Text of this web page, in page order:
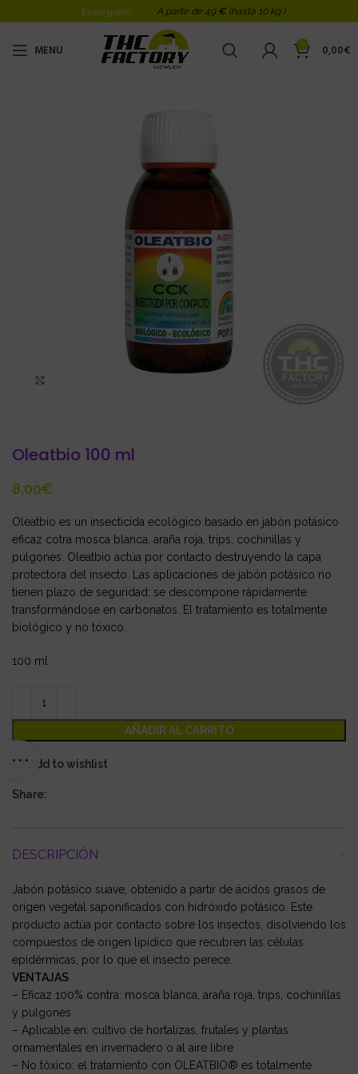
Envio gratis! A partir de 49 € (hasta 10 kg )
MENU 0 0,00€
Oleatbio 100 ml
€
Oleatbio es un insecticida ecológico basado en jabón potásico
eficaz cotra mosca blanca, araña roja, trips, cochinillas y
pulgones. Oleatbio actúa por contacto destruyendo la capa
protectora del insecto. Las aplicaciones de jabón potásico no
tienen plazo de seguridad: se descompone rápidamente
transformándose en carbonatos. El tratamiento es totalmente
biológico y no tóxico.
100 ml
AÑADIR AL CARRITO
Add to wishlist
Share:
DESCRIPCIÓN
Jabón potásico suave, obtenido a partir de ácidos grasos de
origen vegetal saponificados con hidróxido potásico. Este
producto actúa por contacto sobre los insectos, disolviendo los
compuestos de origen lipídico que recubren las células
epidérmicas, por lo que el insecto perece.
VENTAJAS
– Eficaz 100% contra: mosca blanca, araña roja, trips, cochinillas
y pulgones
– Aplicable en: cultivo de hortalizas, frutales y plantas
ornamentales en invernadero o al aire libre
– No tóxico: el tratamiento con OLEATBIO® es totalmente